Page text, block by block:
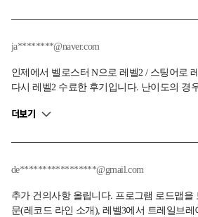
게 하나하나 꼼꼼하게 체크해주셔서 매우 감사했습니
ja********@naver.com
인제에서 벨로스터 N으로 레벨2 / 스팅어로
다시 레벨2 수료한 후기입니다. 난이도의 경
서 교육받을 수 있게 됬다고 생각됩니다. 신
차가 없어 아쉬움은 있지만 헤어핀과 시케인
더보기
de*****************@gmail.com
추가 건의사항 올립니다. 프로그램 로드맵을
문(레코드 라인 소개), 레벨3에서 트레일브레